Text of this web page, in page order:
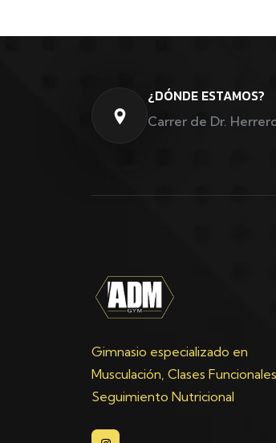
¿DÓNDE ESTAMOS?
Carrer de Dr.
️Gimnasio especializado en
Musculación, Clases
Seguimiento Nutricional